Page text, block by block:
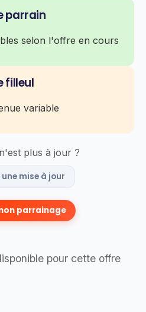
parrain
selon l'offre en cours
filleul
variable
plus à jour ?
mise à jour
parrainage
pour cette offre